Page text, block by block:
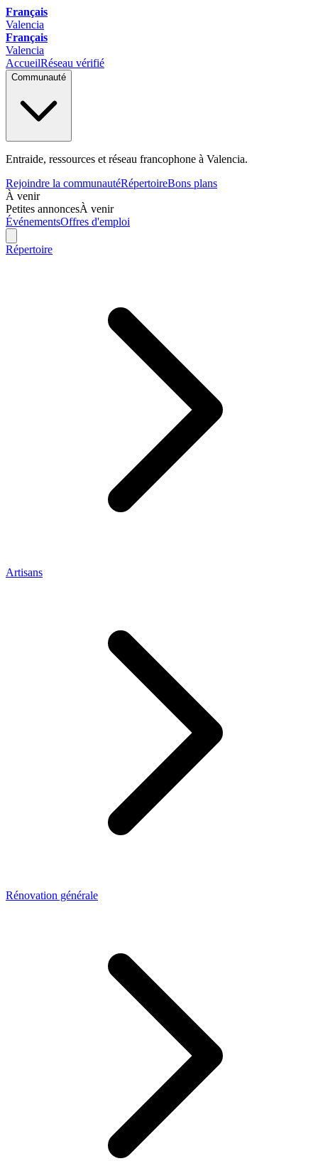
Français
Valencia
Français
Valencia
AccueilRéseau vérifié
Communauté
Entraide, ressources et réseau francophone à Valencia.
Rejoindre la communautéRépertoireBons plans
À venir
Petites annoncesÀ venir
ÉvénementsOffres d'emploi
Répertoire
Artisans
Rénovation générale